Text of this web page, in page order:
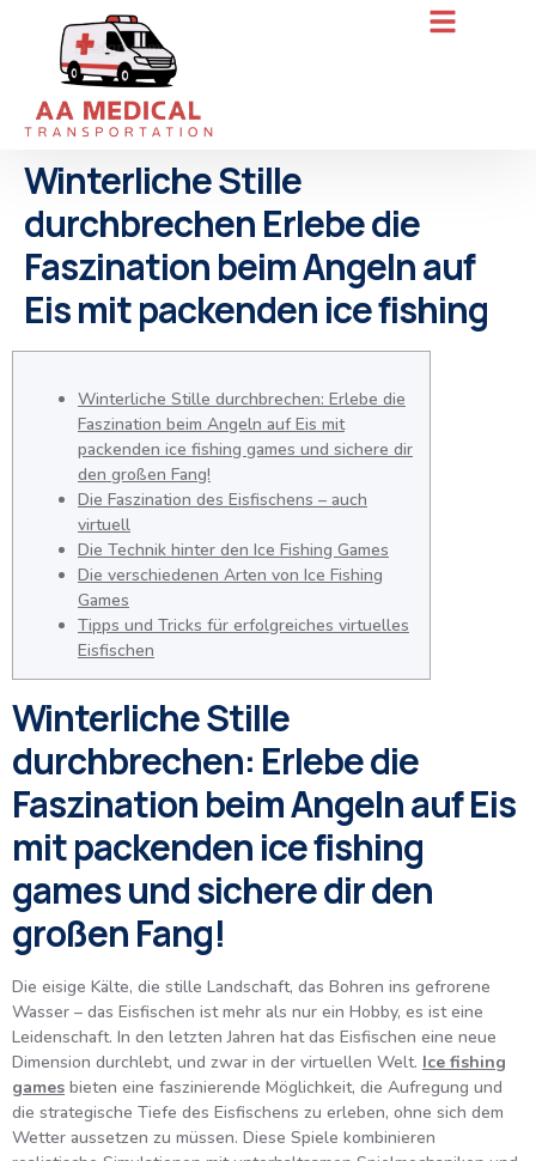
Winterliche Stille
durchbrechen Erlebe die
Faszination beim Angeln auf
Eis mit packenden ice fishing
Winterliche Stille durchbrechen: Erlebe die
Faszination beim Angeln auf Eis mit
packenden ice fishing games und sichere dir
den großen Fang!
Die Faszination des Eisfischens – auch
virtuell
Die Technik hinter den Ice Fishing Games
Die verschiedenen Arten von Ice Fishing
Games
Tipps und Tricks für erfolgreiches virtuelles
Eisfischen
Winterliche Stille
durchbrechen: Erlebe die
Faszination beim Angeln auf Eis
mit packenden ice fishing
games und sichere dir den
großen Fang!
Die eisige Kälte, die stille Landschaft, das Bohren ins gefrorene
Wasser – das Eisfischen ist mehr als nur ein Hobby, es ist eine
Leidenschaft. In den letzten Jahren hat das Eisfischen eine neue
Dimension durchlebt, und zwar in der virtuellen Welt. Ice fishing
games bieten eine faszinierende Möglichkeit, die Aufregung und
die strategische Tiefe des Eisfischens zu erleben, ohne sich dem
Wetter aussetzen zu müssen. Diese Spiele kombinieren